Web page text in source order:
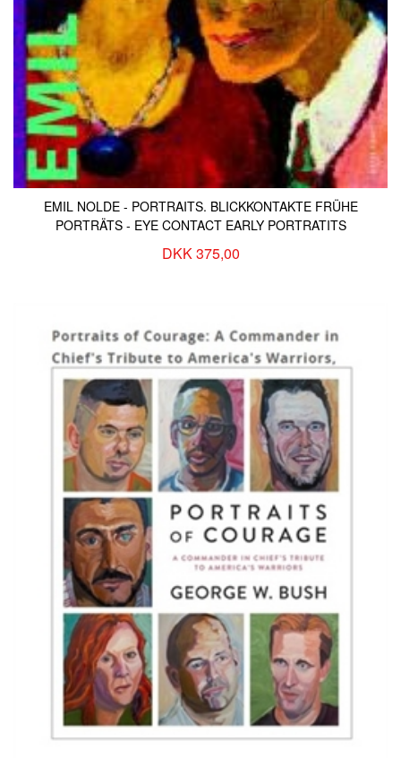
EMIL NOLDE - PORTRAITS. BLICKKONTAKTE FRÜHE
PORTRÄTS - EYE CONTACT EARLY PORTRATITS
DKK 375,00